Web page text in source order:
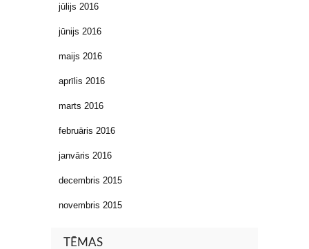
jūlijs 2016
jūnijs 2016
maijs 2016
aprīlis 2016
marts 2016
februāris 2016
janvāris 2016
decembris 2015
novembris 2015
TĒMAS